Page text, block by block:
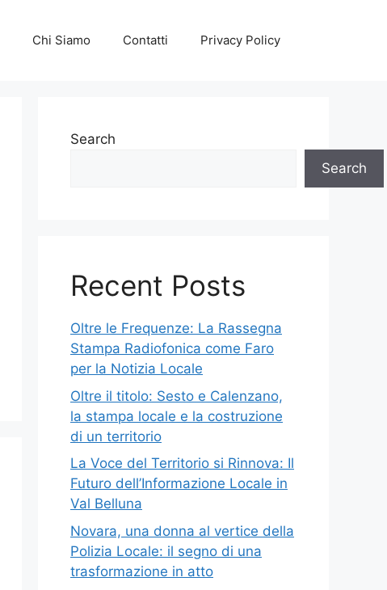
Chi Siamo Contatti Privacy Policy
Search
Search
Recent Posts
Oltre le Frequenze: La Rassegna
Stampa Radiofonica come Faro
per la Notizia Locale
Oltre il titolo: Sesto e Calenzano,
la stampa locale e la costruzione
di un territorio
La Voce del Territorio si Rinnova: Il
Futuro dell’Informazione Locale in
Val Belluna
Novara, una donna al vertice della
Polizia Locale: il segno di una
trasformazione in atto